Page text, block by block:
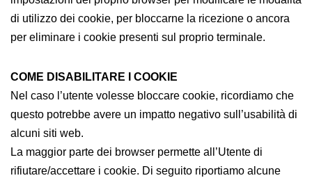
di utilizzo dei cookie, per bloccarne la ricezione o ancora
per eliminare i cookie presenti sul proprio terminale.
COME DISABILITARE I COOKIE
Nel caso l’utente volesse bloccare cookie, ricordiamo che
questo potrebbe avere un impatto negativo sull’usabilità di
alcuni siti web.
La maggior parte dei browser permette all’Utente di
rifiutare/accettare i cookie. Di seguito riportiamo alcune